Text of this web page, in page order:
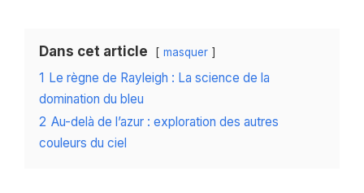
Dans cet article masquer
1 Le règne de Rayleigh : La science de la
domination du bleu
2 Au-delà de l’azur : exploration des autres
couleurs du ciel